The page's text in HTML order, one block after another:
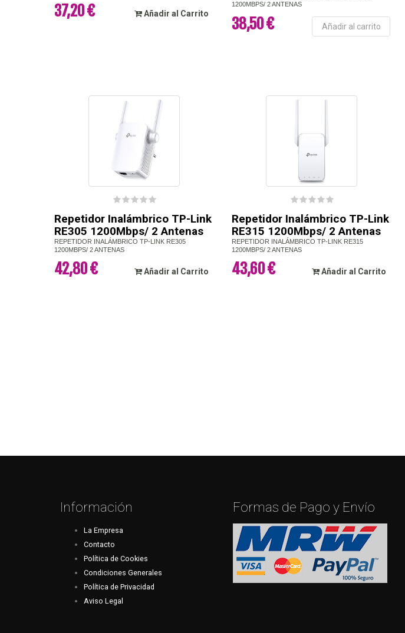
37,20 € Añadir al Carrito
1200MBPS/ 2 ANTENAS
38,50 € Añadir al carrito
Repetidor Inalámbrico TP-Link
RE305 1200Mbps/ 2 Antenas
REPETIDOR INALÁMBRICO TP-LINK RE305
1200MBPS/ 2 ANTENAS
42,80 € Añadir al Carrito
Repetidor Inalámbrico TP-Link
RE315 1200Mbps/ 2 Antenas
REPETIDOR INALÁMBRICO TP-LINK RE315
1200MBPS/ 2 ANTENAS
43,60 € Añadir al Carrito
Información
La Empresa
Contacto
Política de Cookies
Condiciones Generales
Política de Privacidad
Aviso Legal
Formas de Pago y Envío